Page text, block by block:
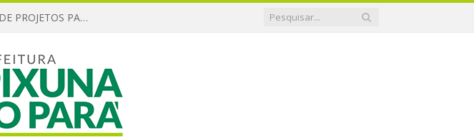
CHAMAMENTO PÚBLICO Nº 01/2026 – SELEÇÃO DE PROJETOS PARA FIRMAR TERMO DE EXECUÇÃO CULTURAL COM RECURSOS DA POLÍTICA NACIONAL ALDIR BLANC DE FOMENTO À CULTURA – PNAB (LEI Nº 14.399/2022)